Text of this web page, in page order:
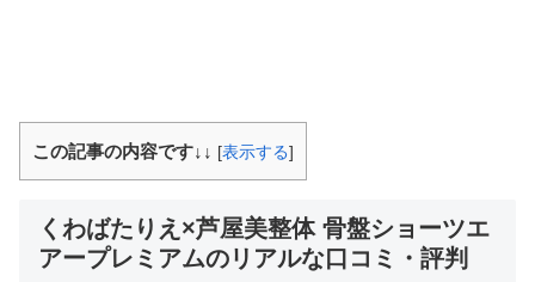
この記事の内容です↓↓ [表示する]
くわばたりえ×芦屋美整体 骨盤ショーツエ
アープレミアムのリアルな口コミ・評判